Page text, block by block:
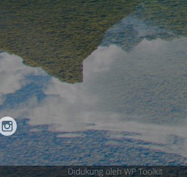
Didukung oleh WP Toolkit